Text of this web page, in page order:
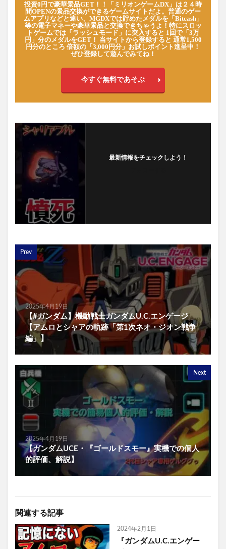
投資0円で豪華景品GET！！「ミリオンゲームDX」は２４時
間OPENの景品交換ができるゲームサイトだよ。普通のゲー
ムアプリなどと違い、MGDXでは貯めたメダルを「Bitcash」
等の電子マネーや豪華景品と交換できちゃうよ！特にスロッ
トゲームでは「ラッシュモード」に突入すると 1回で「3万
円」分のメダルをGET！ 当サイトから登録すると 通常1,500
円分のところ 倍額の「3,000円分」お試しポイント進呈中！
ぜひ登録して遊んでみてね！
今すぐ無料であそぶ
最新情報をチェックしよう！
Prev
2025年4月19日
【#ガンダム】機動戦士ガンダムU.C.エンゲージ
【アムロとシャアの軌跡「第1次ネオ・ジオン戦争
編」】
Next
2025年4月19日
【ガンダムUCE・『ゴールドスモー』実機での個人
的評価、解説】
関連する記事
2024年2月1日
『ガンダムU.C.エンゲー